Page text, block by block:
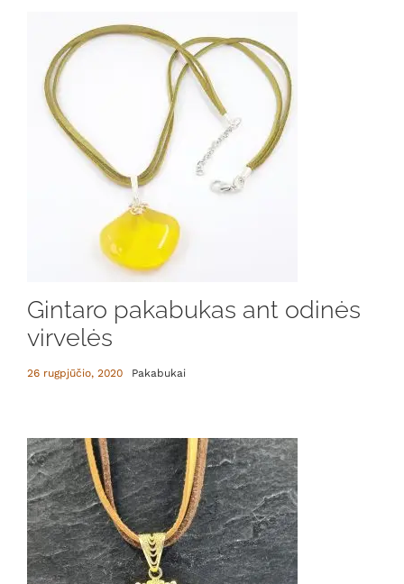
Gintaro pakabukas ant odinės
virvelės
26 rugpjūčio, 2020 Pakabukai